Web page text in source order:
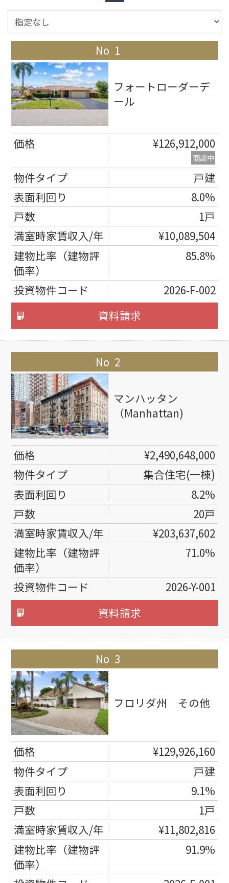
1
フォートローダーデ
ール
¥126,912,000
商談中
戸建
8.0%
1戸
¥10,089,504
85.8%
2026-F-002
資料請求
2
マンハッタン
（Manhattan)
¥2,490,648,000
集合住宅(一棟)
8.2%
20戸
¥203,637,602
71.0%
2026-Y-001
資料請求
3
フロリダ州 その他
¥129,926,160
戸建
9.1%
1戸
¥11,802,816
91.9%